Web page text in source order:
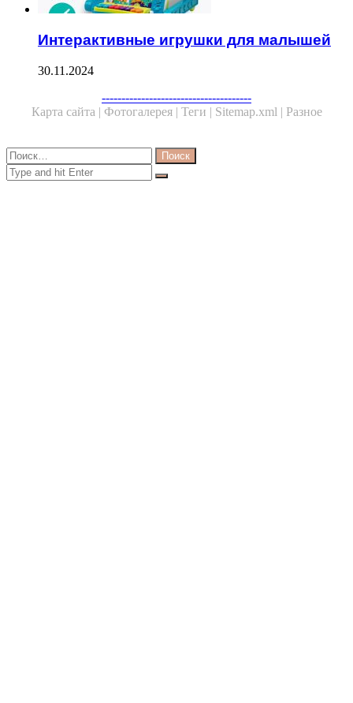
Интерактивные игрушки для малышей
30.11.2024
--------------------------------------
Карта сайта | Фотогалерея | Теги | Sitemap.xml | Разное
Close
Найти:
Close
Search